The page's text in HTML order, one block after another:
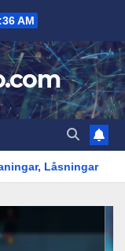
AM
Twitch Drops